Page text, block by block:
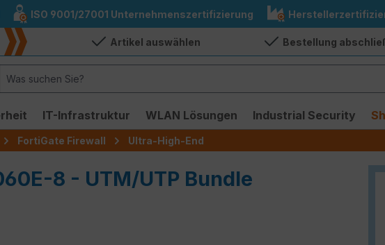
ISO 9001/27001 Unternehmenszertifizierung
Artikel auswählen Bestellung
IT-Infrastruktur WLAN Lösungen Industrial Security
FortiGate Firewall Ultra-High-End
8 - UTM/UTP Bundle